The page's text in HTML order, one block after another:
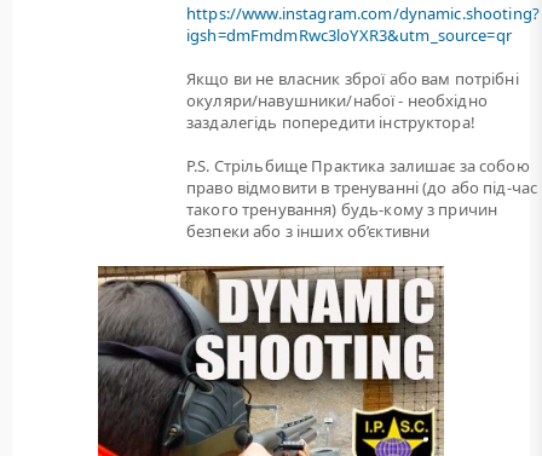
https://www.instagram.com/dynamic.shooting?
igsh=dmFmdmRwc3loYXR3&utm_source=qr
Якщо ви не власник зброї або вам потрiбнi
окуляри/навушники/набої - необхідно
заздалегідь попередити інструктора!
P.S. Стрільбище Практика залишає за собою
право відмовити в тренуванні (до або під-час
такого тренування) будь-кому з причин
безпеки або з інших об’єктивни